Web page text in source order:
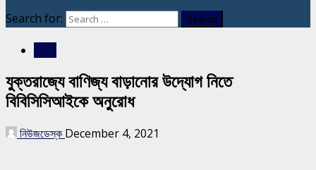
Search for:
যুক্তরাজ্যে বাণিজ্য বাড়ানোর উদ্যোগ নিতে
বিবিসিসিআইকে অনুরোধ
নিউজডেস্ক December 4, 2021